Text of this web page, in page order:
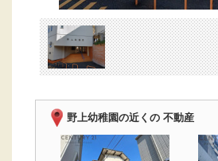
野上幼稚園の近くの 不動産